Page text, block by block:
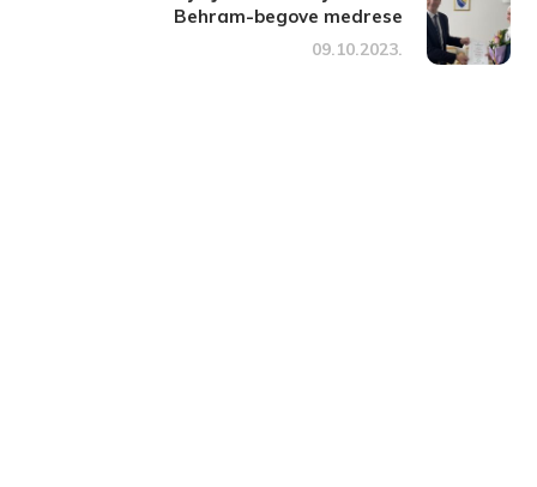
Behram-begove medrese
09.10.2023.